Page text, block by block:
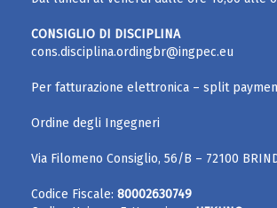
CONSIGLIO DI DISCIPLINA
cons.disciplina.ordingbr@ingpec.eu
Per fatturazione elettronica – split
Ordine degli Ingegneri
Via Filomeno Consiglio, 56/B – 72100
Codice Fiscale: 80002630749